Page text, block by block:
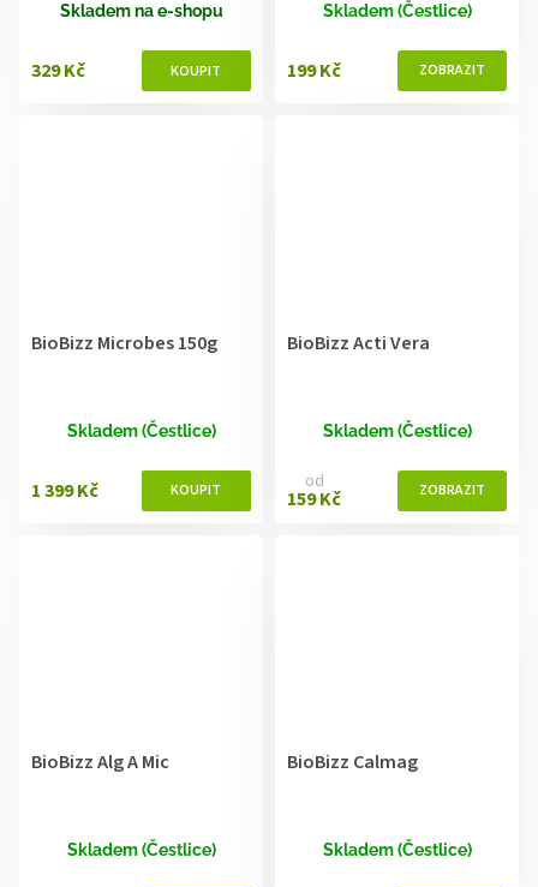
Skladem na e-shopu
329 Kč
Skladem (Čestlice)
199 Kč
BioBizz Microbes 150g
Skladem (Čestlice)
1 399 Kč
BioBizz Acti Vera
Skladem (Čestlice)
od
159 Kč
BioBizz Alg A Mic
Skladem (Čestlice)
BioBizz Calmag
Skladem (Čestlice)